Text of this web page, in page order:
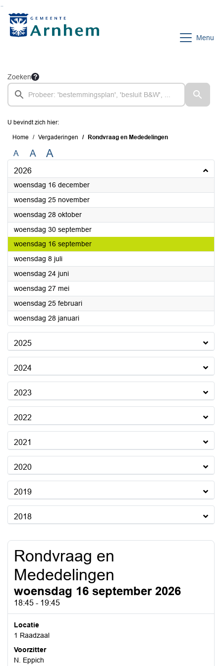
Menu
Zoeken
U bevindt zich hier:
Home Vergaderingen Rondvraag en Mededelingen
A A A
2026
woensdag 16 december2026
woensdag 25 november2026
woensdag 28 oktober2026
woensdag 30 september2026
woensdag 16 september2026
woensdag 8 juli2026
woensdag 24 juni2026
woensdag 27 mei2026
woensdag 25 februari2026
woensdag 28 januari2026
2025
2024
2023
2022
2021
2020
2019
2018
Rondvraag en
Mededelingen
woensdag 16 september 2026
18:45 - 19:45
Locatie
1 Raadzaal
Voorzitter
N. Eppich